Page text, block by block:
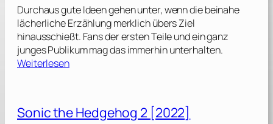
Durchaus gute Ideen gehen unter, wenn die beinahe
lächerliche Erzählung merklich übers Ziel
hinausschießt. Fans der ersten Teile und ein ganz
junges Publikum mag das immerhin unterhalten.
Weiterlesen:
i
Sonic the Hedgehog 2 [2022]